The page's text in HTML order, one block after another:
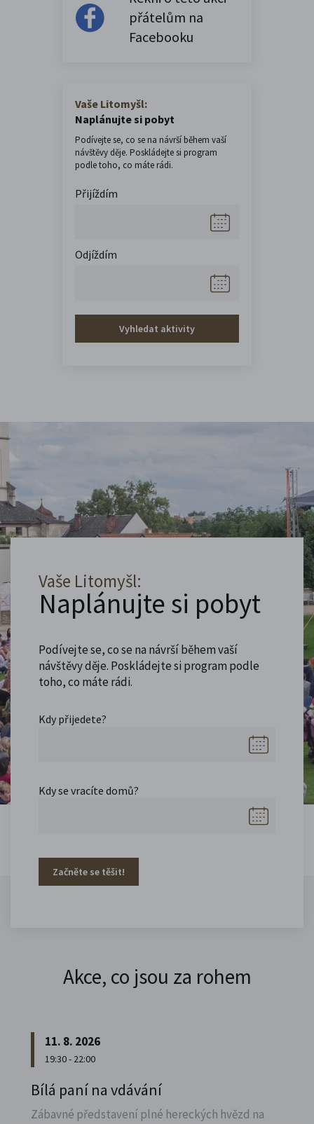
přátelům na
Facebooku
Vaše Litomyšl:
Naplánujte si pobyt
Podívejte se, co se na návrší během vaší
návštěvy děje. Poskládejte si program
podle toho, co máte rádi.
Přijíždím
Odjíždím
Vyhledat aktivity
Vaše Litomyšl:
Naplánujte si pobyt
Podívejte se, co se na návrší během vaší
návštěvy děje. Poskládejte si program podle
toho, co máte rádi.
Kdy přijedete?
Kdy se vracíte domů?
Začněte se těšit!
Akce, co jsou za rohem
11. 8. 2026
19:30 - 22:00
Bílá paní na vdávání
Zábavné představení plné hereckých hvězd na